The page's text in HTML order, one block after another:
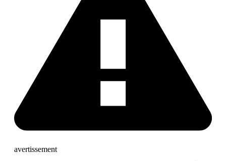
avertissement